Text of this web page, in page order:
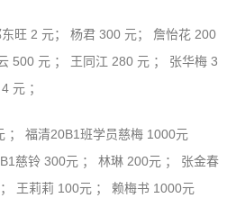
旺 2 元； 杨君 300 元； 詹怡花 200
500 元 ； 王同江 280 元 ； 张华梅 3
元 ；
； 福清20B1班学员慈梅 1000元
慈铃 300元 ； 林琳 200元 ； 张金春
王莉莉 100元 ； 赖梅书 1000元